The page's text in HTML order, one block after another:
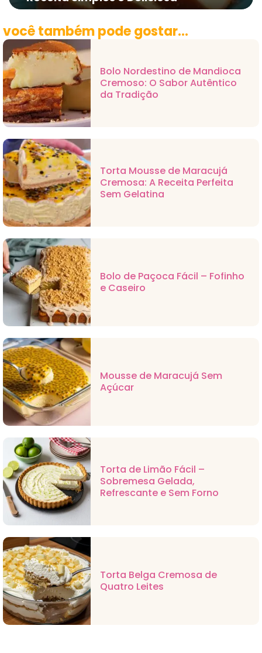
você também pode gostar...
Bolo Nordestino de Mandioca
Cremoso: O Sabor Autêntico
da Tradição
Torta Mousse de Maracujá
Cremosa: A Receita Perfeita
Sem Gelatina
Bolo de Paçoca Fácil – Fofinho
e Caseiro
Mousse de Maracujá Sem
Açúcar
Torta de Limão Fácil –
Sobremesa Gelada,
Refrescante e Sem Forno
Torta Belga Cremosa de
Quatro Leites